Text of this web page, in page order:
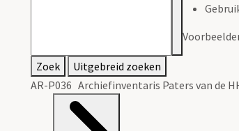
Zoek
Uitgebreid zoeken
AR-P036 Archiefinventaris Paters van de